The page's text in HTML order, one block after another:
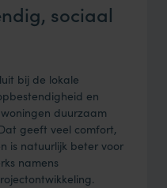
sociaal
bij de lokale
en
duurzaam
geeft veel comfort,
is natuurlijk beter voor
namens